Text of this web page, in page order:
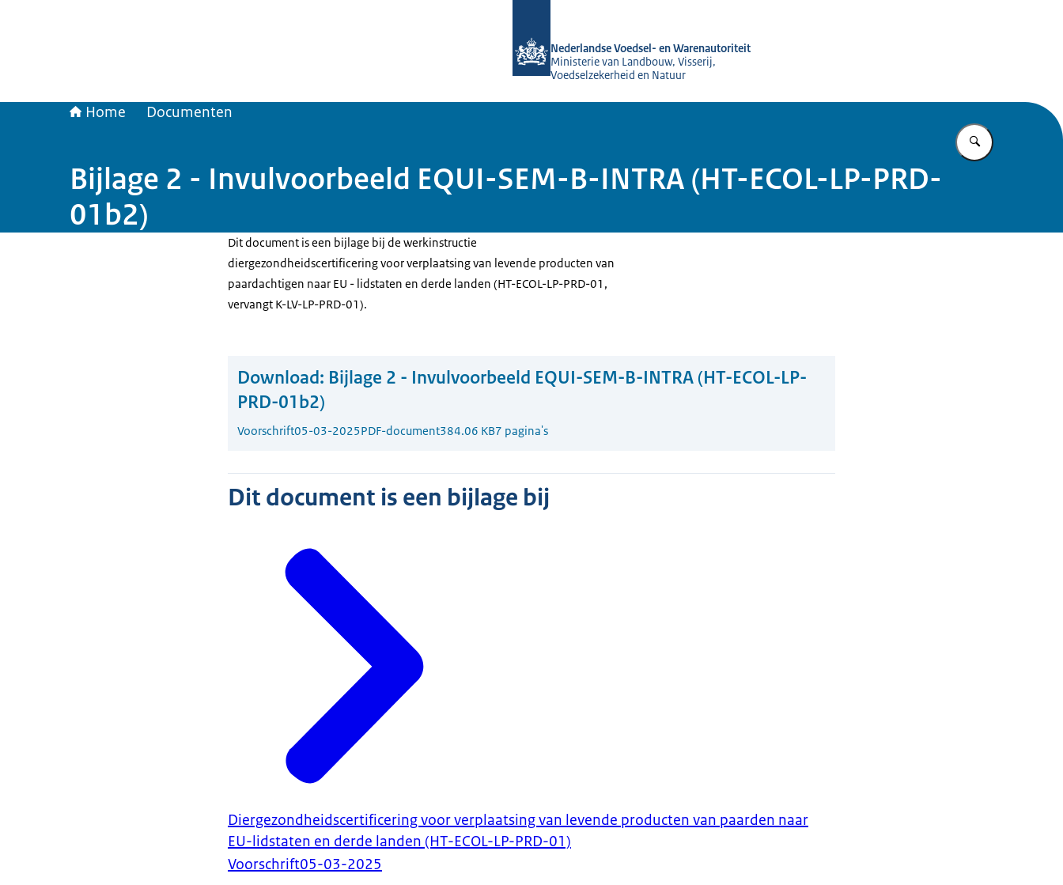
Nederlandse Voedsel- en Warenautoriteit
Ministerie van Landbouw, Visserij,
Voedselzekerheid en Natuur
Home Documenten
Vul in wat u
Bijlage 2 - Invulvoorbeeld EQUI-SEM-B-INTRA (HT-ECOL-LP-PRD-
01b2)
Dit document is een bijlage bij de werkinstructie
diergezondheidscertificering voor verplaatsing van levende producten van
paardachtigen naar EU - lidstaten en derde landen (HT-ECOL-LP-PRD-01,
vervangt K-LV-LP-PRD-01).
Download: Bijlage 2 - Invulvoorbeeld EQUI-SEM-B-INTRA (HT-ECOL-LP-
PRD-01b2)
Voorschrift05-03-2025PDF-document384.06 KB7 pagina's
Dit document is een bijlage bij
Diergezondheidscertificering voor verplaatsing van levende producten van paarden naar
EU-lidstaten en derde landen (HT-ECOL-LP-PRD-01)
Voorschrift05-03-2025